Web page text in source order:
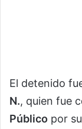
El detenido
N., quien fue
Público por su